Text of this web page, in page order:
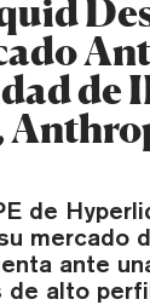
de
de
mercado
ante
de alto